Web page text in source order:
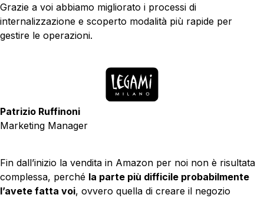
Grazie a voi abbiamo migliorato i processi di
internalizzazione e scoperto modalità più rapide per
gestire le operazioni.
Patrizio Ruffinoni
Marketing Manager
Fin dall’inizio la vendita in Amazon per noi non è risultata
complessa, perché la parte più difficile probabilmente
l’avete fatta voi, ovvero quella di creare il negozio